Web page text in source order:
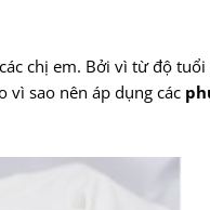
chị em. Bởi vì từ độ
vì sao nên áp dụng các